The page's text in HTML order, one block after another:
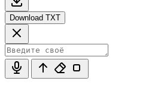
Download TXT